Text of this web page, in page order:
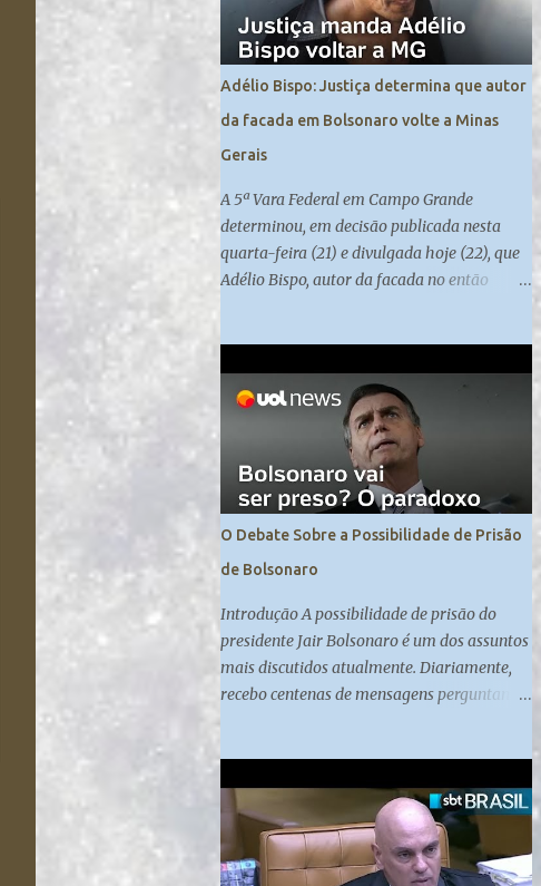
Adélio Bispo: Justiça determina que autor
da facada em Bolsonaro volte a Minas
Gerais
A 5ª Vara Federal em Campo Grande
determinou, em decisão publicada nesta
quarta-feira (21) e divulgada hoje (22), que
Adélio Bispo, autor da facada no então
cumpre medida de segurança no presídio
federal de Campo Grande. Madeleine
Lacsko e Josias de Souza analisam
#UOLNewsManhã #Corte
O Debate Sobre a Possibilidade de Prisão
de Bolsonaro
Introdução A possibilidade de prisão do
presidente Jair Bolsonaro é um dos assuntos
mais discutidos atualmente. Diariamente,
recebo centenas de mensagens perguntando
judiciário e com boas fontes no Supremo
Tribunal Federal, aborda essa questão em
sua coluna, trazendo à tona o debate sobre
se Bolsonaro será preso ou não. A Decisão do